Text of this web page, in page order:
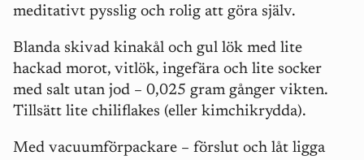
meditativt pysslig och rolig att göra själv.
Blanda skivad kinakål och gul lök med lite
hackad morot, vitlök, ingefära och lite socker
med salt utan jod – 0,025 gram gånger vikten.
Tillsätt lite chiliflakes (eller kimchikrydda).
Med vacuumförpackare – förslut och låt ligga